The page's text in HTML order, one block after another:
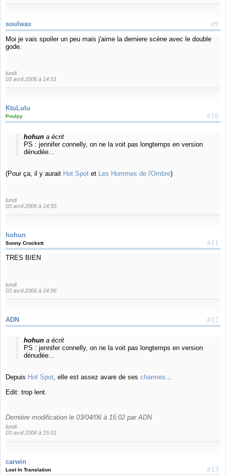
#9
soulwax
Moi je vais spoiler un peu mais j'aime la derniere scène avec le double
gode.
lundi
03 avril 2006 à 14:51
KtuLulu
#10
Poulpy
hohuna écrit
PS : jennifer connelly, on ne la voit pas longtemps en version
dénudée...
(Pour ça, il y aurait Hot Spot et Les Hommes de l'Ombre)
lundi
03 avril 2006 à 14:55
hohun
#11
Sonny Crockett
TRES BIEN
lundi
03 avril 2006 à 14:56
#12
ADN
hohuna écrit
PS : jennifer connelly, on ne la voit pas longtemps en version
dénudée...
Depuis Hot Spot, elle est assez avare de ses charmes...
Edit: trop lent.
Dernière modification le 03/04/06 à 15:02 par ADN
lundi
03 avril 2006 à 15:01
carwin
#13
Lost In Translation